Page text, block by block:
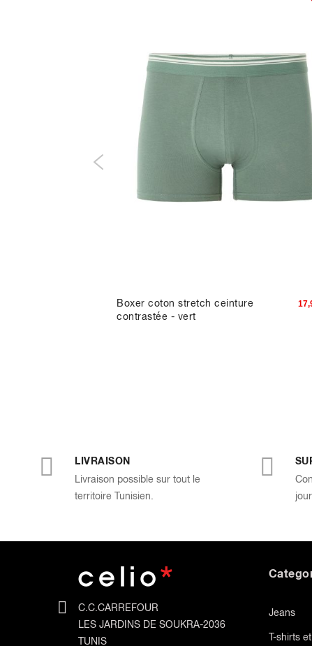
Boxer coton stretch ceinture
contrastée - vert
LIVRAISON
Livraison possible sur tout le
territoire Tunisien.
C.C.CARREFOUR
LES JARDINS DE SOUKRA-2036
TUNIS
Jeans
T-shirts